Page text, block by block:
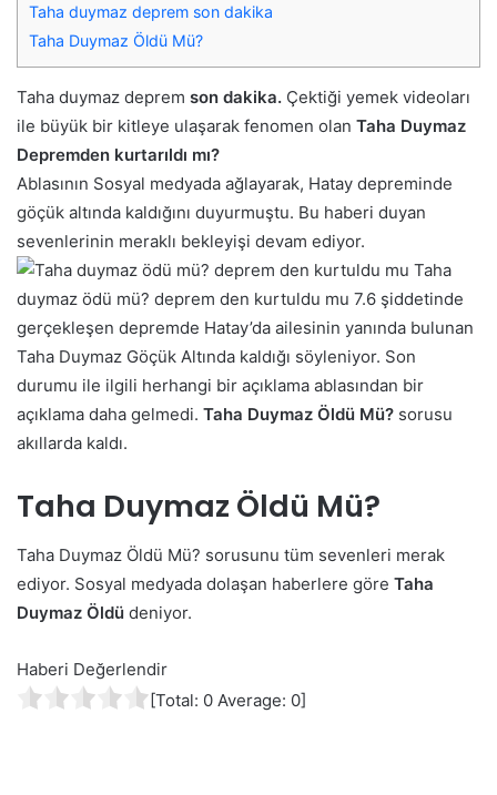
Taha duymaz deprem son dakika
Taha Duymaz Öldü Mü?
Taha duymaz deprem son dakika. Çektiği yemek videoları
ile büyük bir kitleye ulaşarak fenomen olan Taha Duymaz
Depremden kurtarıldı mı?
Ablasının Sosyal medyada ağlayarak, Hatay depreminde
göçük altında kaldığını duyurmuştu. Bu haberi duyan
sevenlerinin meraklı bekleyişi devam ediyor.
Taha
duymaz ödü mü? deprem den kurtuldu mu 7.6 şiddetinde
gerçekleşen depremde Hatay’da ailesinin yanında bulunan
Taha Duymaz Göçük Altında kaldığı söyleniyor. Son
durumu ile ilgili herhangi bir açıklama ablasından bir
açıklama daha gelmedi. Taha Duymaz Öldü Mü? sorusu
akıllarda kaldı.
Taha Duymaz Öldü Mü?
Taha Duymaz Öldü Mü? sorusunu tüm sevenleri merak
ediyor. Sosyal medyada dolaşan haberlere göre Taha
Duymaz Öldü deniyor.
Haberi Değerlendir
[Total: 0 Average: 0]